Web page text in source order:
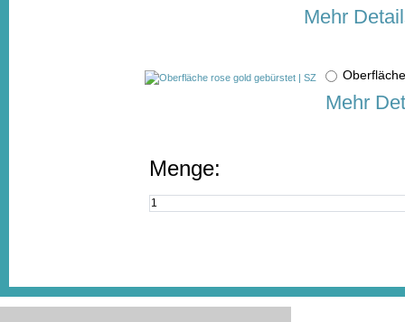
Mehr
Mehr
Menge: